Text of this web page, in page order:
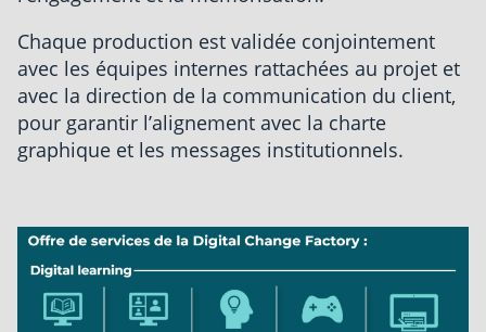
Chaque production est validée conjointement
avec les équipes internes rattachées au projet et
avec la direction de la communication du client,
pour garantir l’alignement avec la charte
graphique et les messages institutionnels.